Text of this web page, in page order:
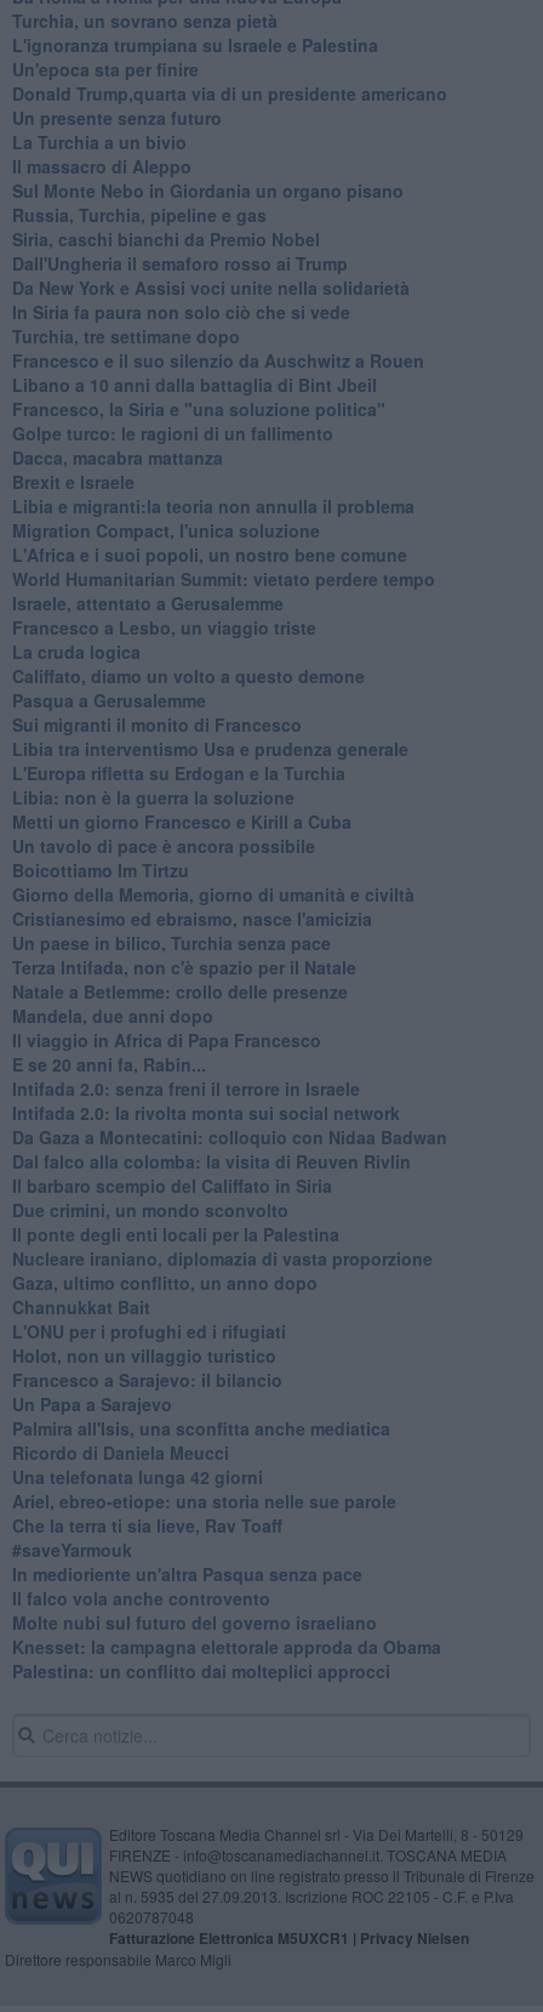
Turchia, un sovrano senza pietà
L'ignoranza trumpiana su Israele e Palestina
Un'epoca sta per finire
Donald Trump,quarta via di un presidente americano
Un presente senza futuro
La Turchia a un bivio
Il massacro di Aleppo
Sul Monte Nebo in Giordania un organo pisano
Russia, Turchia, pipeline e gas
Siria, caschi bianchi da Premio Nobel
Dall'Ungheria il semaforo rosso ai Trump
Da New York e Assisi voci unite nella solidarietà
In Siria fa paura non solo ciò che si vede
Turchia, tre settimane dopo
Francesco e il suo silenzio da Auschwitz a Rouen
Libano a 10 anni dalla battaglia di Bint Jbeil
Francesco, la Siria e "una soluzione politica"
Golpe turco: le ragioni di un fallimento
Dacca, macabra mattanza
Brexit e Israele
Libia e migranti:la teoria non annulla il problema
Migration Compact, l'unica soluzione
L'Africa e i suoi popoli, un nostro bene comune
World Humanitarian Summit: vietato perdere tempo
Israele, attentato a Gerusalemme
Francesco a Lesbo, un viaggio triste
La cruda logica
Califfato, diamo un volto a questo demone
Pasqua a Gerusalemme
Sui migranti il monito di Francesco
Libia tra interventismo Usa e prudenza generale
L'Europa rifletta su Erdogan e la Turchia
Libia: non è la guerra la soluzione
Metti un giorno Francesco e Kirill a Cuba
Un tavolo di pace è ancora possibile
Boicottiamo Im Tirtzu
Giorno della Memoria, giorno di umanità e civiltà
Cristianesimo ed ebraismo, nasce l'amicizia
Un paese in bilico, Turchia senza pace
Terza Intifada, non c'è spazio per il Natale
Natale a Betlemme: crollo delle presenze
Mandela, due anni dopo
Il viaggio in Africa di Papa Francesco
E se 20 anni fa, Rabin...
Intifada 2.0: senza freni il terrore in Israele
Intifada 2.0: la rivolta monta sui social network
Da Gaza a Montecatini: colloquio con Nidaa Badwan
Dal falco alla colomba: la visita di Reuven Rivlin
Il barbaro scempio del Califfato in Siria
Due crimini, un mondo sconvolto
Il ponte degli enti locali per la Palestina
Nucleare iraniano, diplomazia di vasta proporzione
Gaza, ultimo conflitto, un anno dopo
Channukkat Bait
L'ONU per i profughi ed i rifugiati
Holot, non un villaggio turistico
Francesco a Sarajevo: il bilancio
Un Papa a Sarajevo
Palmira all'Isis, una sconfitta anche mediatica
Ricordo di Daniela Meucci
​Una telefonata lunga 42 giorni
​Ariel, ebreo-etiope: una storia nelle sue parole
Che la terra ti sia lieve, Rav Toaff
​#saveYarmouk
​In medioriente un'altra Pasqua senza pace
​Il falco vola anche controvento
Molte nubi sul futuro del governo israeliano
Knesset: la campagna elettorale approda da Obama
Palestina: un conflitto dai molteplici approcci
Editore Toscana Media Channel srl - Via Dei Martelli, 8 - 50129
FIRENZE - info@toscanamediachannel.it. TOSCANA MEDIA
NEWS quotidiano on line registrato presso il Tribunale di Firenze
al n. 5935 del 27.09.2013. Iscrizione ROC 22105 - C.F. e P.Iva
0620787048
Fatturazione Elettronica M5UXCR1 | Privacy Nielsen
Direttore responsabile Marco Migli